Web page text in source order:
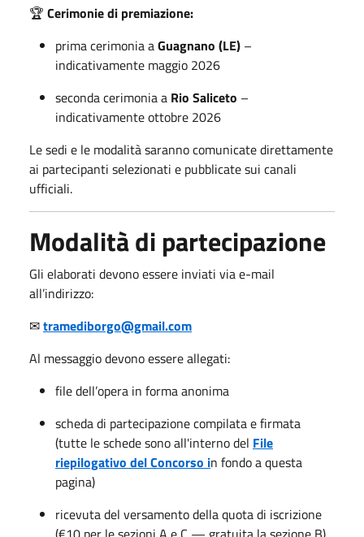
🏆 Cerimonie di premiazione:
prima cerimonia aGuagnano (LE) –
indicativamente maggio 2026
seconda cerimonia a Rio Saliceto –
indicativamente ottobre 2026
Le sedi e le modalità saranno comunicate direttamente
ai partecipanti selezionati e pubblicate sui canali
ufficiali.
Modalità di partecipazione
Gli elaborati devono essere inviati via e-mail
all’indirizzo:
✉tramediborgo@gmail.com
Al messaggio devono essere allegati:
file dell’opera in forma anonima
scheda di partecipazione compilata e firmata
(tutte le schede sono all'interno del File
riepilogativo del Concorso in fondo a questa
pagina)
ricevuta del versamento della quota di iscrizione